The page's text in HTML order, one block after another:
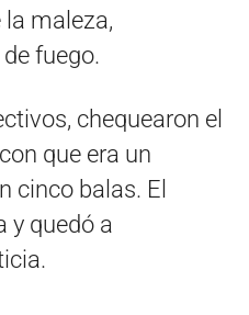
la maleza,
fuego.
chequearon el
que era un
cinco balas. El
y quedó a